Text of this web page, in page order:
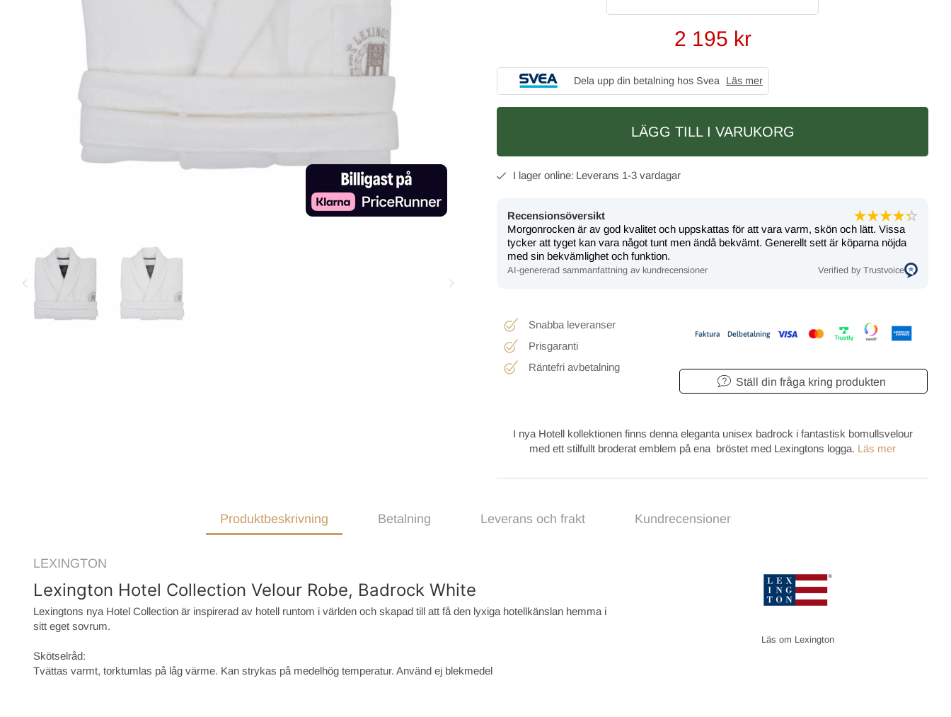
2 195 kr
Dela upp din betalning hos Svea Läs mer
LÄGG TILL I VARUKORG
1-3 vardagar
Recensionsöversikt
Morgonrocken är av god kvalitet och uppskattas för att vara varm, skön och lätt. Vissa
tycker att tyget kan vara något tunt men ändå bekvämt. Generellt sett är köparna nöjda
med sin bekvämlighet och funktion.
AI-genererad sammanfattning av kundrecensioner Verified by Trustvoice
Snabba leveranser
Prisgaranti
Räntefri avbetalning
Ställ din fråga kring produkten
I nya Hotell kollektionen finns denna eleganta unisex badrock i fantastisk bomullsvelour
med ett stilfullt broderat emblem på ena bröstet med Lexingtons logga. Läs mer
Produktbeskrivning
LEXINGTON
Lexington Hotel Collection Velour Robe, Badrock White
Lexingtons nya Hotel Collection är inspirerad av hotell runtom i världen och skapad till att få den lyxiga hotellkänslan hemma i
sitt eget sovrum.
Skötselråd:
Tvättas varmt, torktumlas på låg värme. Kan strykas på medelhög temperatur. Använd ej blekmedel
Lexington
Betalning Leverans och frakt Kundrecensioner